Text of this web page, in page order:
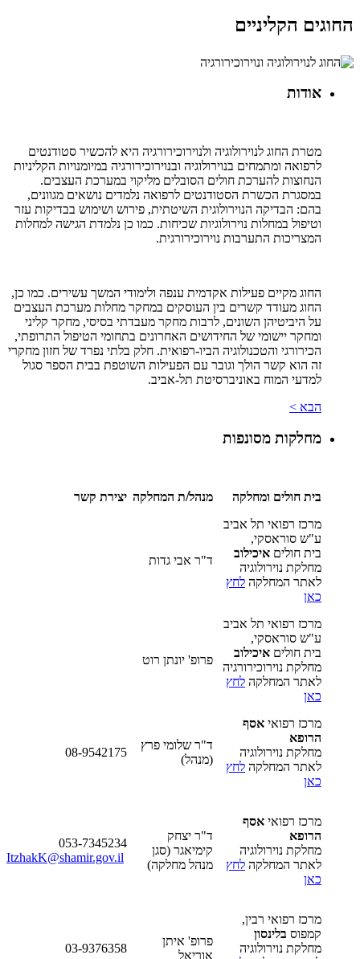
החוגים הקליניים
אודות
מטרת החוג לנוירולוגיה ולנוירוכירורגיה היא להכשיר סטודנטים
לרפואה ומתמחים בנוירולוגיה ובנוירוכירורגיה במיומנויות הקליניות
הנחוצות להערכת חולים הסובלים מליקוי במערכת העצבים.
במסגרת הכשרת הסטודנטים לרפואה נלמדים נושאים מגוונים,
בהם: הבדיקה הנוירולוגית השיטתית, פירוש ושימוש בבדיקות עזר
וטיפול במחלות נוירולוגיות שכיחות. כמו כן נלמדת הגישה למחלות
המצריכות התערבות נוירוכירורגית.
החוג מקיים פעילות אקדמית ענפה ולימודי המשך עשירים. כמו כן,
החוג מעודד קשרים בין העוסקים במחקר מחלות מערכת העצבים
על היביטיהן השונים, לרבות מחקר מעבדתי בסיסי, מחקר קליני
ומחקר יישומי של החידושים האחרונים בתחומי הטיפול התרופתי,
הכירורגי והטכנולוגיה הביו-רפואית. חלק בלתי נפרד של חזון מחקרי
זה הוא קשר הולך וגובר עם הפעילות השוטפת בבית הספר סגול
למדעי המוח באוניברסיטת תל-אביב.
הבא >
מחלקות מסונפות
בית חולים ומחלקה מנהל/ת המחלקה יצירת קשר
מרכז רפואי תל אביב
ע"ש סוראסקי,
בית חולים איכילוב
מחלקת נוירולוגיה
לאתר המחלקה לחץ
כאן
ד"ר אבי גדות
מרכז רפואי תל אביב
ע"ש סוראסקי,
בית חולים איכילוב
מחלקת נוירוכירורגיה
לאתר המחלקה לחץ
כאן
פרופ' יונתן רוט
מרכז רפואי אסף
הרופא
מחלקת נוירולוגיה
לאתר המחלקה לחץ
כאן
ד"ר שלומי פרץ
(מנהל)
08-9542175
מרכז רפואי אסף
הרופא
מחלקת נוירולוגיה
לאתר המחלקה לחץ
כאן
ד"ר יצחק
קימיאגר (סגן
מנהל מחלקה)
053-7345234
ItzhakK@shamir.gov.il
מרכז רפואי רבין,
קמפוס בלינסון
מחלקת נוירולוגיה
פרופ' איתן
אוריאל
03-9376358